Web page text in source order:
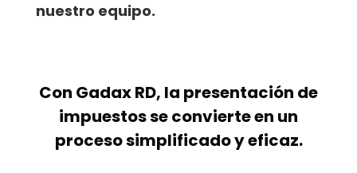
nuestro equipo.
Con Gadax RD, la presentación de
impuestos se convierte en un
proceso simplificado y eficaz.